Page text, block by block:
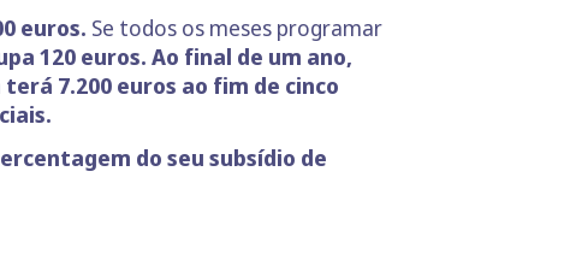
euros. Se todos os meses programar
120 euros. Ao final de um ano,
7.200 euros ao fim de cinco
do seu subsídio de